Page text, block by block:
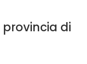
provincia di